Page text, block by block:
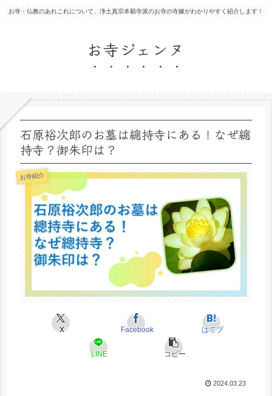
お寺・仏教のあれこれについて、浄土真宗本願寺派のお寺の寺嫁がわかりやすく紹介します！
お寺ジェンヌ
石原裕次郎のお墓は總持寺にある！なぜ總
持寺？御朱印は？
お寺紹介
X Facebook はてブ
LINE コピー
2024.03.23